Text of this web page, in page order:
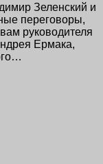
Зеленский и
переговоры,
руководителя
Ермака,